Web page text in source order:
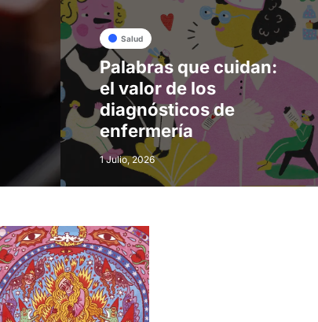
Salud
Palabras que cuidan:
el valor de los
diagnósticos de
enfermería
1 Julio, 2026